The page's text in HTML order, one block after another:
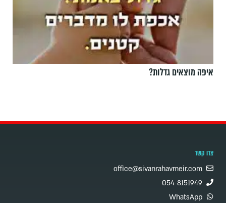
איפה מוצאים גדלות?
צרו קשר
office@sivanrahavmeir.com
054-8151949
WhatsApp